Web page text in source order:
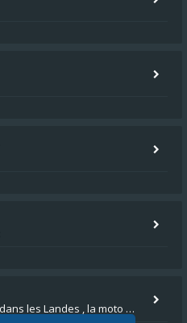
Bonjour à tous et toutes Je suis dans les Landes , la moto appartient à ma fille et je suis désigné pour faire l'entreti